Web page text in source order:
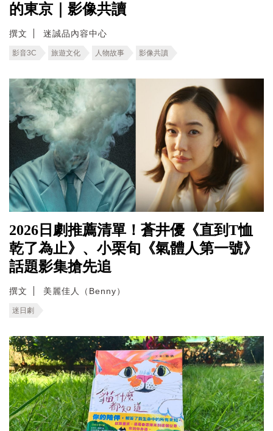
的東京｜影像共讀
撰文 迷誠品內容中心
影音3C 旅遊文化 人物故事 影像共讀
2026日劇推薦清單！蒼井優《直到T恤
乾了為止》、小栗旬《氣體人第一號》
話題影集搶先追
撰文 美麗佳人（Benny）
迷日劇